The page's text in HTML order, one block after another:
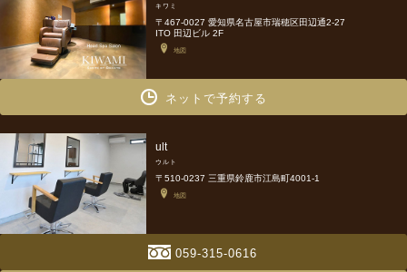
キワミ
〒467-0027 愛知県名古屋市瑞穂区田辺通2-27
ITO 田辺ビル 2F
地図
ネットで予約する
ult
ウルト
〒510-0237 三重県鈴鹿市江島町4001-1
地図
059-315-0616